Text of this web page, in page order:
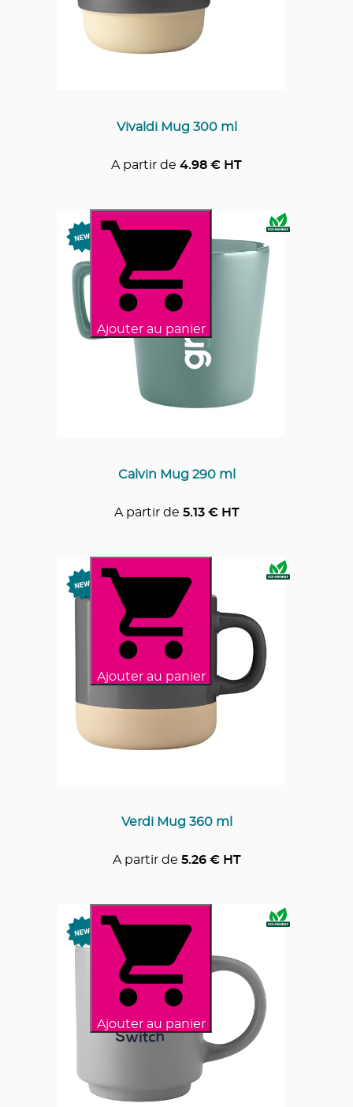
Vivaldi Mug 300 ml
A partir de 4.98 € HT
Ajouter au panier
Calvin Mug 290 ml
A partir de 5.13€ HT
Ajouter au panier
Verdi Mug 360 ml
A partir de 5.26€ HT
Ajouter au panier